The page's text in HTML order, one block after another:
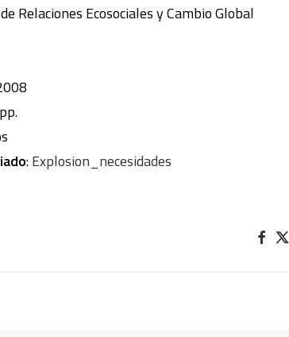
Relaciones Ecosociales y Cambio Global
:Explosion_necesidades